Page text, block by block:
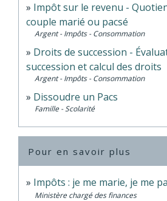
Impôt sur le revenu -
couple marié ou pacsé
Argent - Impôts - Consommation
Droits de succession -
succession et calcul des droits
Argent - Impôts - Consommation
Dissoudre un Pacs
Famille - Scolarité
Pour en savoir plus
Impôts : je me marie, je me
Ministère chargé des finances